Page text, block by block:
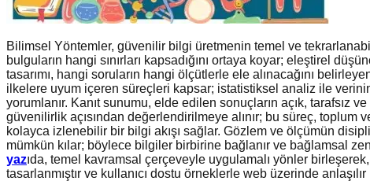
Bilimsel Yöntemler, güvenilir bilgi üretmenin temel ve
bulguların hangi sınırları kapsadığını ortaya koyar; eleştirel
tasarımı, hangi soruların hangi ölçütlerle ele alınacağını
ilkelere uyum içeren süreçleri kapsar; istatistiksel analiz ile
yorumlanır. Kanıt sunumu, elde edilen sonuçların açık, tarafsız
güvenilirlik açısından değerlendirilmeye alınır; bu süreç, toplum
kolayca izlenebilir bir bilgi akışı sağlar. Gözlem ve ölçümün
mümkün kılar; böylece bilgiler birbirine bağlanır ve bağlamsal
yazıda, temel kavramsal çerçeveyle uygulamalı yönler
tasarlanmıştır ve kullanıcı dostu örneklerle web üzerinde